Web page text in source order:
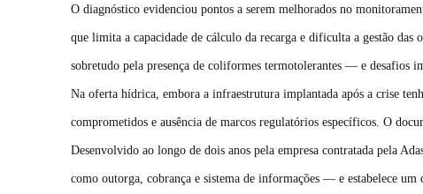
O diagnóstico evidenciou pontos a serem melhorados no
que limita a capacidade de cálculo da recarga e dificulta a gestão
sobretudo pela presença de coliformes termotolerantes — e desafios
Na oferta hídrica, embora a infraestrutura implantada após a crise
comprometidos e ausência de marcos regulatórios específicos. O
Desenvolvido ao longo de dois anos pela empresa contratada pela
como outorga, cobrança e sistema de informações — e estabelece